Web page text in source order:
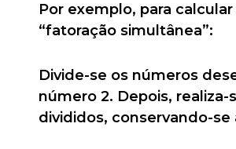
Por exemplo, para
“fatoração simultânea”:
Divide-se os números
número 2. Depois,
divididos, conservando-